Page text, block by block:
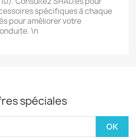
spécifiques à chaque
pour améliorer votre
\n
spéciales